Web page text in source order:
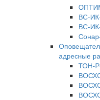
ВС-
ВС-
адресные
ТОН-